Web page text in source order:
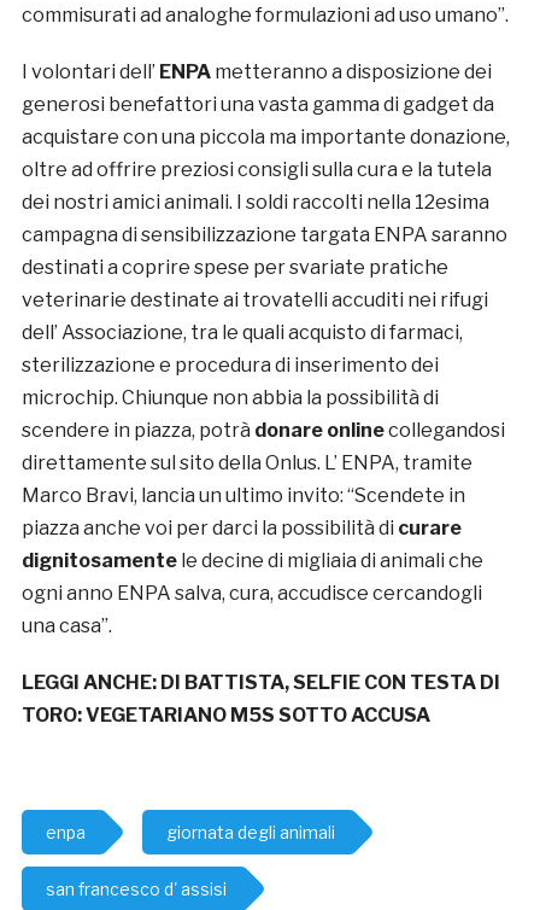
commisurati ad analoghe formulazioni ad uso umano”.
I volontari dell’ ENPAmetteranno a disposizione dei
generosi benefattori una vasta gamma di gadget da
acquistare con una piccola ma importante donazione,
oltre ad offrire preziosi consigli sulla cura e la tutela
dei nostri amici animali. I soldi raccolti nella 12esima
campagna di sensibilizzazione targata ENPA saranno
destinati a coprire spese per svariate pratiche
veterinarie destinate ai trovatelli accuditi nei rifugi
dell’ Associazione, tra le quali acquisto di farmaci,
sterilizzazione e procedura di inserimento dei
microchip. Chiunque non abbia la possibilità di
scendere in piazza, potrà donare onlinecollegandosi
direttamente sul sito della Onlus. L’ ENPA, tramite
Marco Bravi, lancia un ultimo invito: “Scendete in
piazza anche voi per darci la possibilità di curare
dignitosamentele decine di migliaia di animali che
ogni anno ENPA salva, cura, accudisce cercandogli
una casa”.
LEGGI ANCHE: DI BATTISTA, SELFIE CON TESTA DI
TORO: VEGETARIANO M5S SOTTO ACCUSA
enpa giornata degli animali
san francesco d' assisi